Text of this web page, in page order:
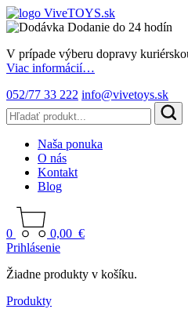
Dodanie do 24 hodín
V prípade výberu dopravy
Viac informácií…
052/77 33 222 info@vivetoys.sk
Naša ponuka
O nás
Kontakt
Blog
0 0,00 €
Prihlásenie
Žiadne produkty v košíku.
Produkty